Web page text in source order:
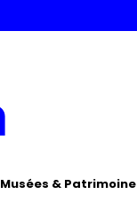
Musées & Patrimoine